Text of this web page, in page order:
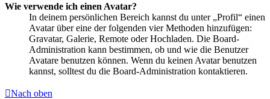
Wie verwende ich einen Avatar?
In deinem persönlichen Bereich kannst du unter „Profil“ einen
Avatar über eine der folgenden vier Methoden hinzufügen:
Gravatar, Galerie, Remote oder Hochladen. Die Board-
Administration kann bestimmen, ob und wie die Benutzer
Avatare benutzen können. Wenn du keinen Avatar benutzen
kannst, solltest du die Board-Administration kontaktieren.
Nach oben